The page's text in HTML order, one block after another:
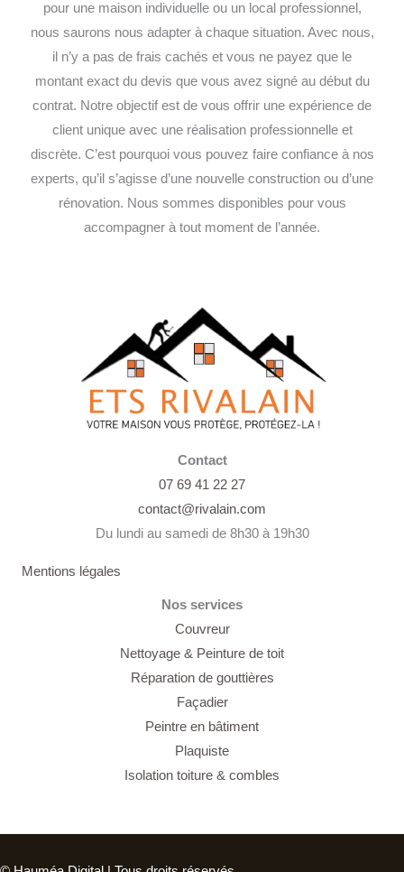
pour une maison individuelle ou un local professionnel,
nous saurons nous adapter à chaque situation. Avec nous,
il n’y a pas de frais cachés et vous ne payez que le
montant exact du devis que vous avez signé au début du
contrat. Notre objectif est de vous offrir une expérience de
client unique avec une réalisation professionnelle et
discrète. C’est pourquoi vous pouvez faire confiance à nos
experts, qu’il s’agisse d’une nouvelle construction ou d’une
rénovation. Nous sommes disponibles pour vous
accompagner à tout moment de l’année.
Contact
07 69 41 22 27
contact@rivalain.com
Du lundi au samedi de 8h30 à 19h30
Mentions légales
Nos services
Couvreur
Nettoyage & Peinture de toit
Réparation de gouttières
Façadier
Peintre en bâtiment
Plaquiste
Isolation toiture & combles